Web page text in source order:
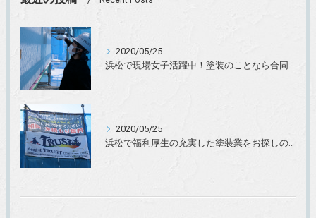
2020/05/25
2020/05/25
浜松で福利厚生の充実した塗装業をお探しの方へ